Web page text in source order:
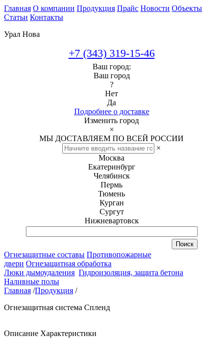
Главная О компании Продукция Прайс Новости Объекты
Статьи Контакты
Урал Нова
+7 (343) 319-15-46
Ваш город:
Ваш город
?
Нет
Да
Подробнее о доставке
Изменить город
×
МЫ ДОСТАВЛЯЕМ ПО ВСЕЙ РОССИИ
×
Москва
Екатеринбург
Челябинск
Пермь
Тюмень
Курган
Сургут
Нижневартовск
Огнезащитные составы Противопожарные
двери Огнезащитная обработка
Люки дымоудаления Гидроизоляция, защита бетона
Наливные полы
Главная /Продукция /
Огнезащитная система Спленд
Описание Характеристики